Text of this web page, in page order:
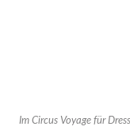
Im Circus Voyage für